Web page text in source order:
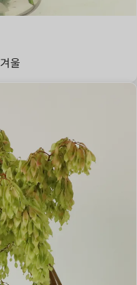
겨울